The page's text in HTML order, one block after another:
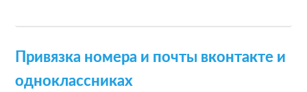
Привязка номера и почты вконтакте и
одноклассниках